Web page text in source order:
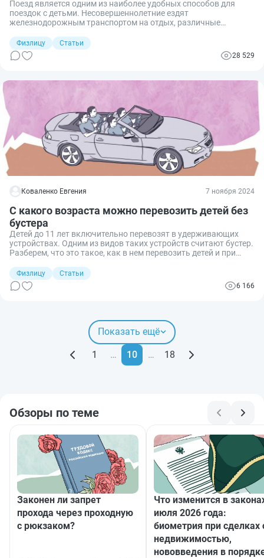
Поезд является одним из наиболее удобных способов для
поездок с детьми. Несовершеннолетние ездят
железнодорожным транспортом на отдых, различные
гости к родственникам и друзьям. В большинстве случаев они
едут с родителями. Но в жизни нередко складывается
ситуация, когда взрослые не могут сопровождать сына или
примеру, мои знакомые планировали провести совместный
отпуск в новогодние каникулы в гостях у бабушки, но поехать
у них не получается. А их 12-летний сын заявил, что хочет
отправиться к бабушке один. Родители меня спросили, можно
ли отпустить его одного на поезде. Разберем, какие
установлены правила перевозки детей железнодорожным
транспортом.
Физлицу
Статьи
28 529
Коваленко Евгения 7 ноября 2024
С какого возраста можно перевозить детей без
бустера
Детей до 11 лет включительно перевозят в удерживающих
устройствах. Одним из видов таких устройств считают бустер.
Разберем, что это такое, как в нем перевозить детей и при
Физлицу
Статьи
6 166
Показать ещё
1 … 10 … 18
Обзоры по теме
Законен ли запрет
прохода через проходную
с рюкзаком?
Что изменится в
июля 2026 года:
биометрия при сделках
недвижимостью,
нововведения в